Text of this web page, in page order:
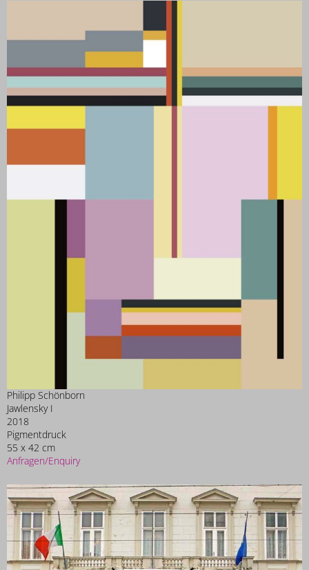
Philipp Schönborn
Jawlensky I
2018
Pigmentdruck
55 x 42 cm
Anfragen/Enquiry